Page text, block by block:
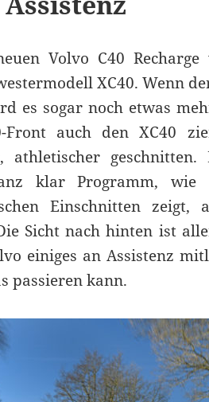
Volvo C40 Recharge
XC40. Wenn
es sogar noch etwas
Front auch den XC40
athletischer geschnitten.
klar Programm,
Einschnitten zeigt,
Sicht nach hinten ist
einiges an Assistenz
passieren kann.